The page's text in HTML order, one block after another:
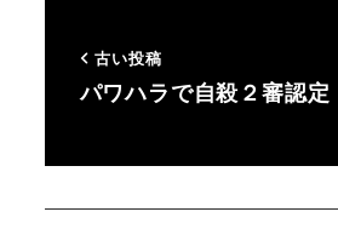
古い投稿
パワハラで自殺２審認